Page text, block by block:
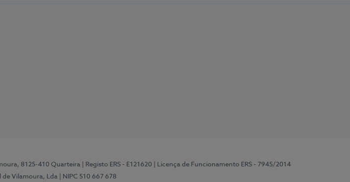
8125-410 Quarteira | Registo ERS - E121620
| Licença de Funcionamento ERS - 7945/2014
de Vilamoura, Lda
| NIPC 510 667 678